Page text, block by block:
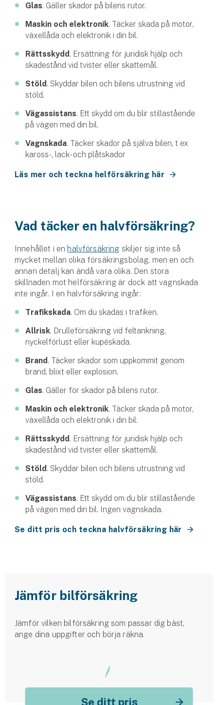
Fritidshusförsäkring
Företag
Bilförsäkring för företag
Släpvagnsförsäkring
Drönarförsäkring
För förmedlare
Försäkring via förmedlare
Se alla försäkringar
Glas. Gäller skador på bilens rutor.
Maskin och elektronik. Täcker skada på motor,
växellåda och elektronik i din bil.
Rättsskydd. Ersättning för juridisk hjälp och
skadestånd vid tvister eller skattemål.
Stöld. Skyddar bilen och bilens utrustning vid
stöld.
Vägassistans. Ett skydd om du blir stillastående
på vägen med din bil.
Vagnskada. Täcker skador på själva bilen, t ex
kaross-, lack- och plåtskador
Läs mer och teckna helförsäkring här
Vad täcker en halvförsäkring?
Innehållet i en halvförsäkring skiljer sig inte så
mycket mellan olika försäkringsbolag, men en och
annan detalj kan ändå vara olika. Den stora
skillnaden mot helförsäkring är dock att vagnskada
inte ingår. I en halvförsäkring ingår:
Trafikskada. Om du skadas i trafiken.
Allrisk. Drulleförsäkring vid feltankning,
nyckelförlust eller kupéskada.
Brand. Täcker skador som uppkommit genom
brand, blixt eller explosion.
Glas. Gäller för skador på bilens rutor.
Maskin och elektronik. Täcker skada på motor,
växellåda och elektronik i din bil.
Rättsskydd. Ersättning för juridisk hjälp och
skadestånd vid tvister eller skattemål.
Stöld. Skyddar bilen och bilens utrustning vid
stöld.
Vägassistans. Ett skydd om du blir stillastående
på vägen med din bil. Ingen vagnskada.
Se ditt pris och teckna halvförsäkring här
Jämför bilförsäkring
Jämför vilken bilförsäkring som passar dig bäst,
ange dina uppgifter och börja räkna.
Se ditt pris